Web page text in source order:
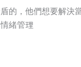
的，他們想要解決
緒管理